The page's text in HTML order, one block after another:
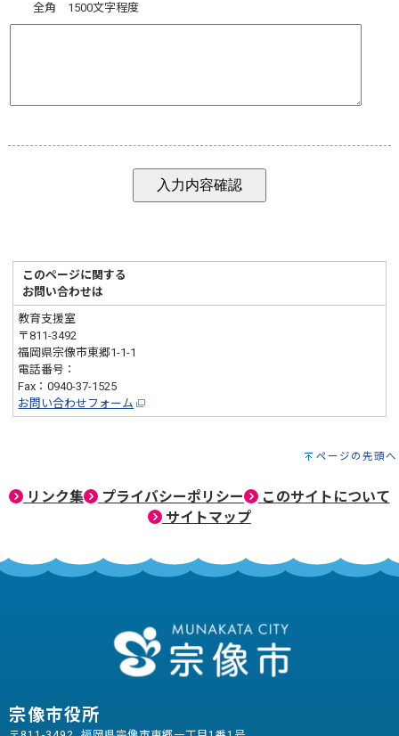
全角 1500文字程度
このページに関する
お問い合わせは
教育支援室
〒811-3492
福岡県宗像市東郷1-1-1
電話番号：
Fax：0940-37-1525
お問い合わせフォーム
ページの先頭へ
リンク集 プライバシーポリシー
このサイトについて
サイトマップ
宗像市役所